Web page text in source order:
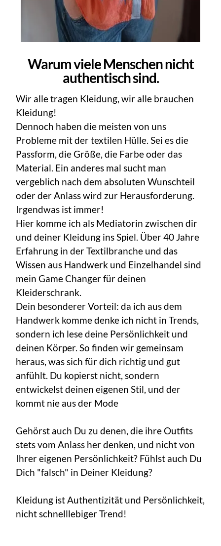
Warum viele Menschen nicht
authentisch sind.
Wir alle tragen Kleidung, wir alle brauchen
Kleidung!
Dennoch haben die meisten von uns
Probleme mit der textilen Hülle. Sei es die
Passform, die Größe, die Farbe oder das
Material. Ein anderes mal sucht man
vergeblich nach dem absoluten Wunschteil
oder der Anlass wird zur Herausforderung.
Irgendwas ist immer!
Hier komme ich als Mediatorin zwischen dir
und deiner Kleidung ins Spiel. Über 40 Jahre
Erfahrung in der Textilbranche und das
Wissen aus Handwerk und Einzelhandel sind
mein Game Changer für deinen
Kleiderschrank.
Dein besonderer Vorteil: da ich aus dem
Handwerk komme denke ich nicht in Trends,
sondern ich lese deine Persönlichkeit und
deinen Körper. So finden wir gemeinsam
heraus, was sich für dich richtig und gut
anfühlt. Du kopierst nicht, sondern
entwickelst deinen eigenen Stil, und der
kommt nie aus der Mode
Gehörst auch Du zu denen, die ihre Outfits
stets vom Anlass her denken, und nicht von
Ihrer eigenen Persönlichkeit? Fühlst auch Du
Dich "falsch" in Deiner Kleidung?
Kleidung ist Authentizität und Persönlichkeit,
nicht schnelllebiger Trend!